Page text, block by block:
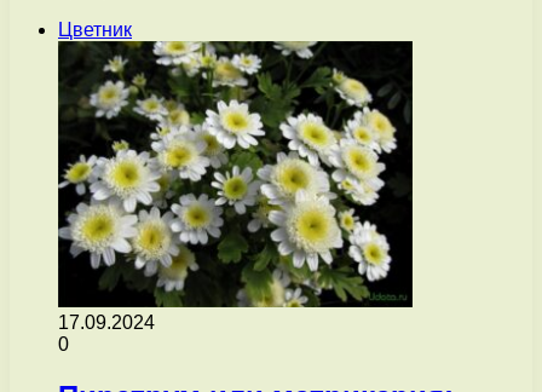
Цветник
17.09.2024
0